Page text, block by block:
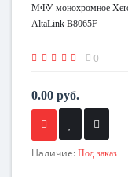
МФУ монохромное
AltaLink B8065F
0
0.00 руб.
Наличие: Под заказ